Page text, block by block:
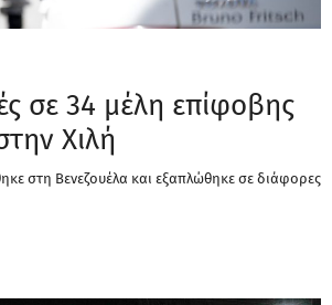
σε 34 μέλη επίφοβης
Χιλή
στη Βενεζουέλα και εξαπλώθηκε σε διάφορες